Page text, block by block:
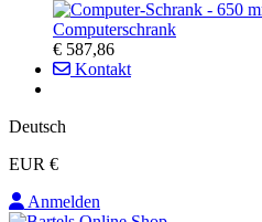
Computerschrank
€ 587,86
Kontakt
Deutsch
EUR €
Anmelden